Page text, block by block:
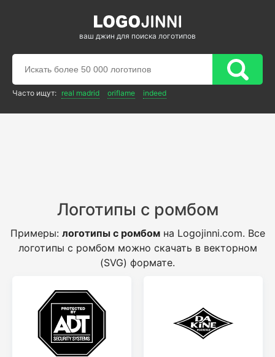
ваш джин для поиска логотипов
Часто ищут: real madrid oriflame indeed
Логотипы с ромбом
Примеры: логотипы с ромбомна Logojinni.com. Все
логотипы с ромбом можно скачать в векторном
(SVG) формате.